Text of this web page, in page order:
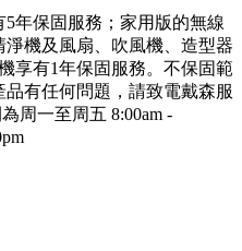
年保固服務；家用版的無線
機及風扇、吹風機、造型器
享有1年保固服務。不保固範
有任何問題，請致電戴森服
周一至周五 8:00am -